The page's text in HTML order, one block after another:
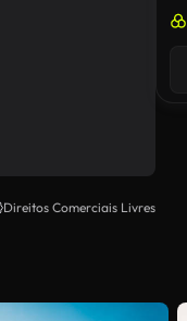
Direitos Comerciais Livres